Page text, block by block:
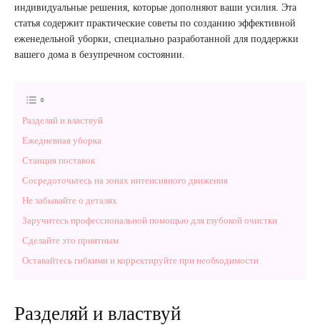
индивидуальные решения, которые дополняют ваши усилия. Эта
статья содержит практические советы по созданию эффективной
еженедельной уборки, специально разработанной для поддержки
вашего дома в безупречном состоянии.
Разделяй и властвуй
Ежедневная уборка
Станция поставок
Сосредоточьтесь на зонах интенсивного движения
Не забывайте о деталях
Заручитесь профессиональной помощью для глубокой очистки
Сделайте это приятным
Оставайтесь гибкими и корректируйте при необходимости
Разделяй и властвуй